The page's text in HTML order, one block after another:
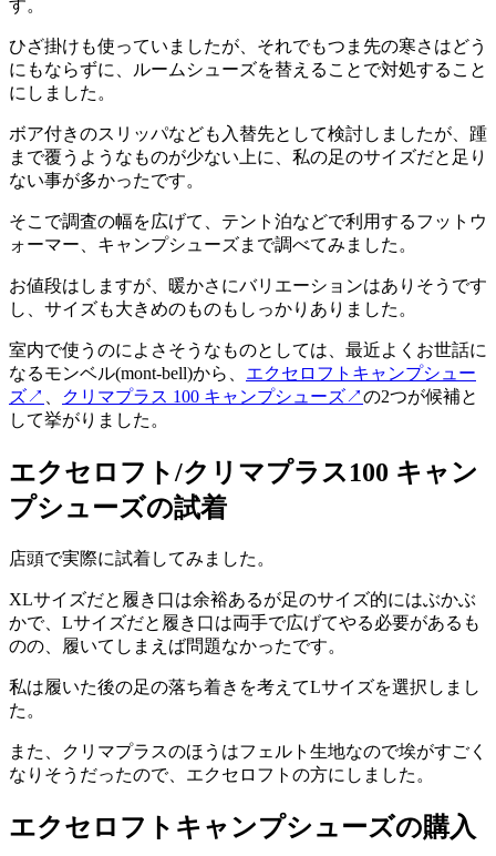
す。
ひざ掛けも使っていましたが、それでもつま先の寒さはどう
にもならずに、ルームシューズを替えることで対処すること
にしました。
ボア付きのスリッパなども入替先として検討しましたが、踵
まで覆うようなものが少ない上に、私の足のサイズだと足り
ない事が多かったです。
そこで調査の幅を広げて、テント泊などで利用するフットウ
ォーマー、キャンプシューズまで調べてみました。
お値段はしますが、暖かさにバリエーションはありそうです
し、サイズも大きめのものもしっかりありました。
室内で使うのによさそうなものとしては、最近よくお世話に
なるモンベル(mont-bell)から、 エクセロフトキャンプシュー
ズ↗ 、 クリマプラス 100 キャンプシューズ↗の2つが候補と
して挙がりました。
エクセロフト/クリマプラス100 キャン
プシューズの試着
店頭で実際に試着してみました。
XLサイズだと履き口は余裕あるが足のサイズ的にはぶかぶ
かで、Lサイズだと履き口は両手で広げてやる必要があるも
のの、履いてしまえば問題なかったです。
私は履いた後の足の落ち着きを考えてLサイズを選択しまし
た。
また、クリマプラスのほうはフェルト生地なので埃がすごく
なりそうだったので、エクセロフトの方にしました。
エクセロフトキャンプシューズの購入